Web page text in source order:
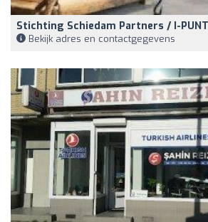
Stichting Schiedam Partners / I-PUNT
Bekijk adres en contactgegevens